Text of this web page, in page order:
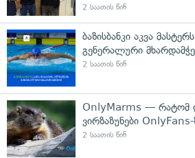
2 საათის წინ
ბაზისბანკი აკვა
გენერალური
2 საათის წინ
OnlyMarms — რატომ
ვირზაზუნები OnlyFans-
2 საათის წინ